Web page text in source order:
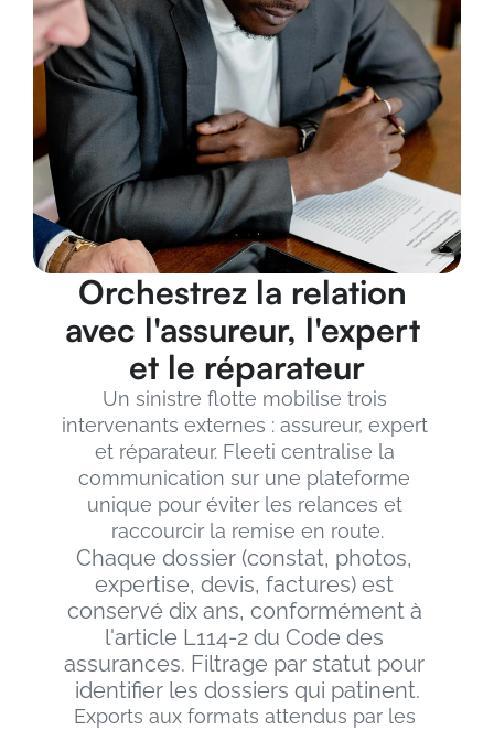
Orchestrez la relation
avec l'assureur, l'expert
et le réparateur
Un sinistre flotte mobilise trois
intervenants externes : assureur, expert
et réparateur. Fleeti centralise la
communication sur une plateforme
unique pour éviter les relances et
raccourcir la remise en route.
Chaque dossier (constat, photos,
expertise, devis, factures) est
conservé dix ans, conformément à
l'article L114-2 du Code des
assurances. Filtrage par statut pour
identifier les dossiers qui patinent.
Exports aux formats attendus par les